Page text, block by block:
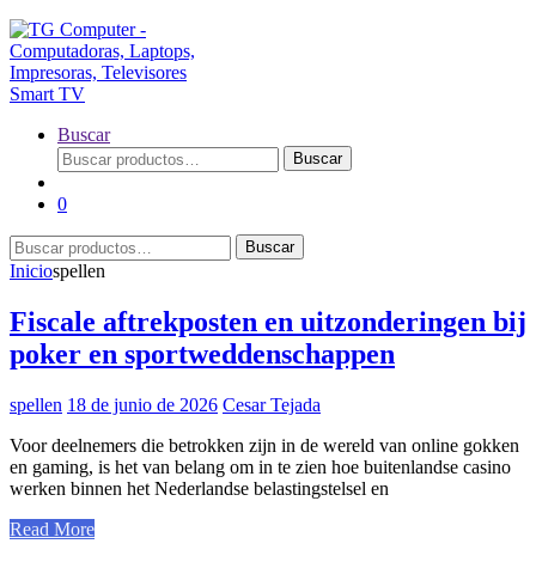
Buscar
Buscar
por:
Buscar
0
Buscar
por:
Buscar
Iniciospellen
Fiscale aftrekposten en uitzonderingen bij
poker en sportweddenschappen
spellen 18 de junio de 2026 Cesar Tejada
Voor deelnemers die betrokken zijn in de wereld van online gokken
en gaming, is het van belang om in te zien hoe buitenlandse casino
werken binnen het Nederlandse belastingstelsel en
Read More